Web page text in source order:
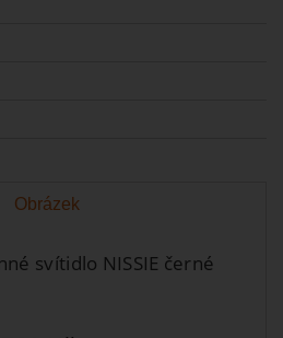
svítidlo NISSIE černé